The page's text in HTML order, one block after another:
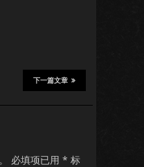
下一篇文章
必填项已用 * 标